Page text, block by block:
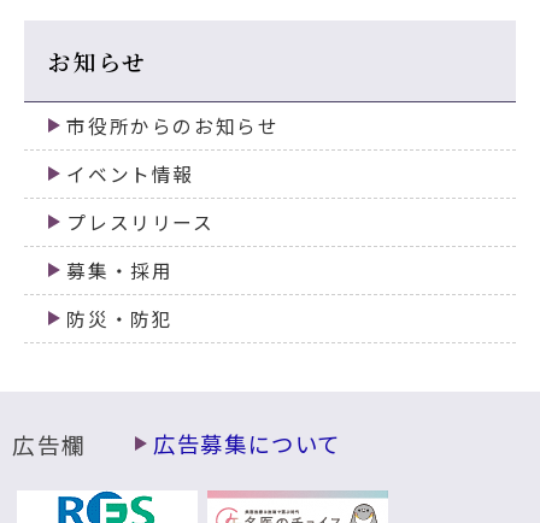
お知らせ
市役所からのお知らせ
イベント情報
プレスリリース
募集・採用
防災・防犯
広告欄 広告募集について